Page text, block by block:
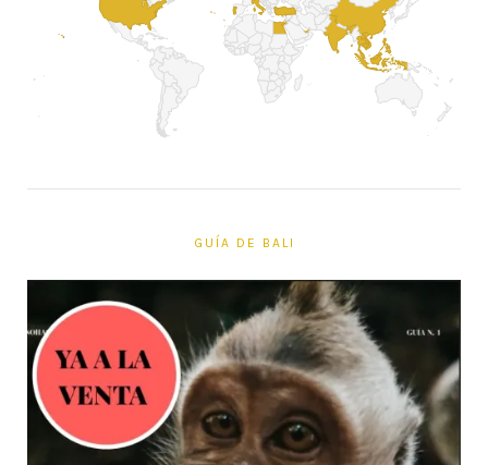
GUÍA DE BALI